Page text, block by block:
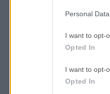
Personal
I want to opt-
Opted In
I want to opt-
Opted In
Con AirRadar para Mac,
escanear redes abiertas
grafica la intensidad de
alcance.Ya sea que
la playa, o si tienes